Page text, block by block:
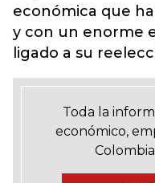
económica que
y con un enorme
ligado a su
Toda la
económico,